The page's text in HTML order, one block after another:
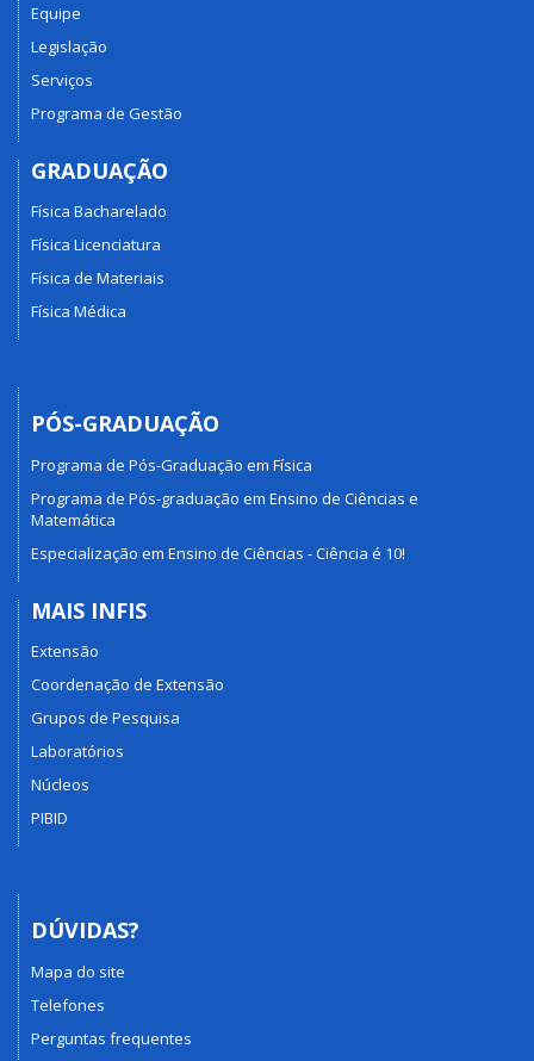
Equipe
Legislação
Serviços
Programa de Gestão
GRADUAÇÃO
Física Bacharelado
Física Licenciatura
Física de Materiais
Física Médica
PÓS-GRADUAÇÃO
Programa de Pós-Graduação em Física
Programa de Pós-graduação em Ensino de Ciências e
Matemática
Especialização em Ensino de Ciências - Ciência é 10!
MAIS INFIS
Extensão
Coordenação de Extensão
Grupos de Pesquisa
Laboratórios
Núcleos
PIBID
DÚVIDAS?
Mapa do site
Telefones
Perguntas frequentes